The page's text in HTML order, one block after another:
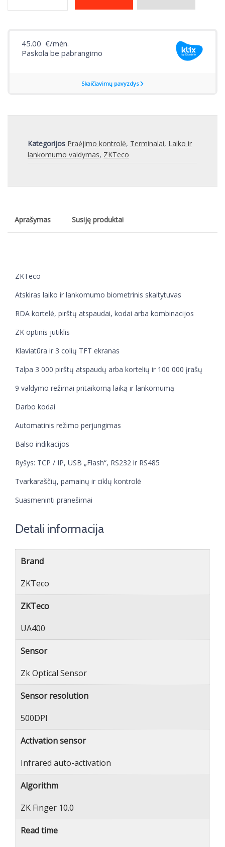
Kategorijos Praėjimo kontrolė, Terminalai, Laiko ir
lankomumo valdymas, ZKTeco
Aprašymas Susiję produktai
ZKTeco
Atskiras laiko ir lankomumo biometrinis skaitytuvas
RDA kortelė, pirštų atspaudai, kodai arba kombinacijos
ZK optinis jutiklis
Klaviatūra ir 3 colių TFT ekranas
Talpa 3 000 pirštų atspaudų arba kortelių ir 100 000 įrašų
9 valdymo režimai pritaikomą laiką ir lankomumą
Darbo kodai
Automatinis režimo perjungimas
Balso indikacijos
Ryšys: TCP / IP, USB „Flash“, RS232 ir RS485
Tvarkaraščių, pamainų ir ciklų kontrolė
Suasmeninti pranešimai
Detali informacija
Brand
ZKTeco
ZKTeco
UA400
Sensor
Zk Optical Sensor
Sensor resolution
500DPI
Activation sensor
Infrared auto-activation
Algorithm
ZK Finger 10.0
Read time